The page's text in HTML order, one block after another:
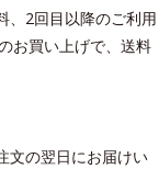
、2回目以降のご利用
お買い上げで、送料
文の翌日にお届けい